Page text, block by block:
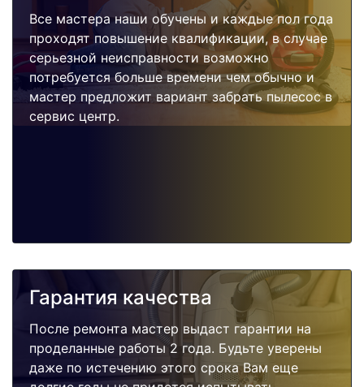
Все мастера наши обучены и каждые пол года
проходят повышение квалификации, в случае
серьезной неисправности возможно
потребуется больше времени чем обычно и
мастер предложит вариант забрать пылесос в
сервис центр.
Гарантия качества
После ремонта мастер выдаст гарантии на
проделанные работы 2 года. Будьте уверены
даже по истечению этого срока Вам еще